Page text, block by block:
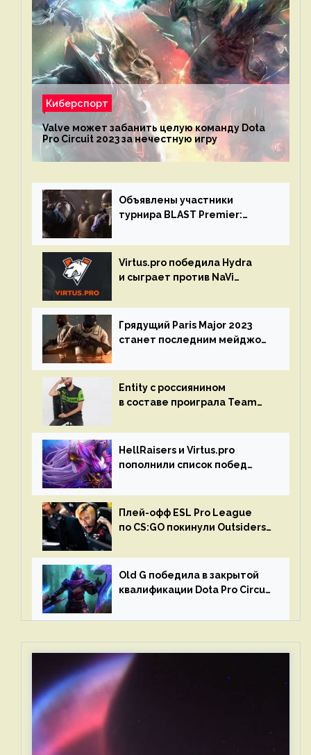
Киберспорт
Valve может забанить целую команду Dota
Pro Circuit 2023 за нечестную игру
Объявлены участники
турнира BLAST Premier:
Virtus.pro победила Hydra
и сыграет против NaVi
Грядущий Paris Major 2023
станет последним мейджор-
Entity с россиянином
в составе проиграла Team
HellRaisers и Virtus.pro
пополнили список побед
Плей-офф ESL Pro League
по CS:GO покинули Outsiders
Old G победила в закрытой
квалификации Dota Pro Circuit